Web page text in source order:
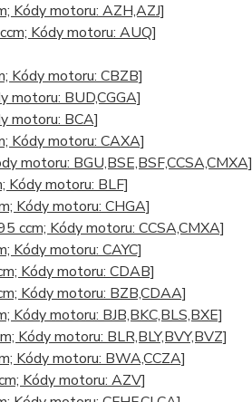
Kódy motoru: AZH,AZJ]
Kódy motoru: AUQ]
Kódy motoru: CBZB]
BUD,CGGA]
motoru: BCA]
Kódy motoru: CAXA]
motoru: BGU,BSE,BSF,CCSA,CMXA]
motoru: BLF]
Kódy motoru: CHGA]
Kódy motoru: CCSA,CMXA]
motoru: CAYC]
Kódy motoru: CDAB]
Kódy motoru: BZB,CDAA]
motoru: BJB,BKC,BLS,BXE]
motoru: BLR,BLY,BVY,BVZ]
Kódy motoru: BWA,CCZA]
Kódy motoru: AZV]